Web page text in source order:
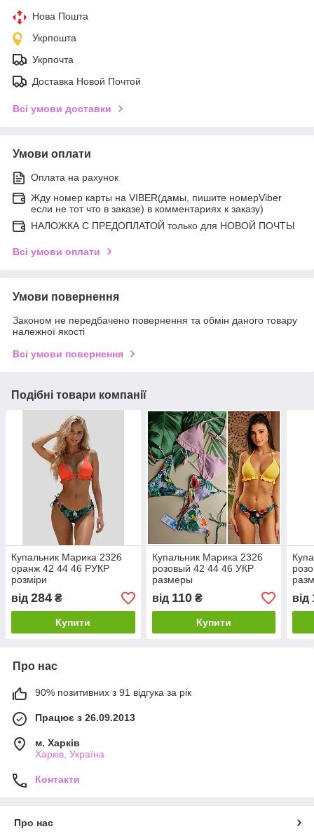
Нова Пошта
Укрпошта
Укрпочта
Доставка Новой Почтой
Всі умови доставки
Умови оплати
Оплата на рахунок
Жду номер карты на VIBER(дамы, пишите номерViber
если не тот что в заказе) в комментариях к заказу)
НАЛОЖКА С ПРЕДОПЛАТОЙ только для НОВОЙ ПОЧТЫ
Всі умови оплати
Умови повернення
Законом не передбачено повернення та обмін даного товару
належної якості
Всі умови повернення
Подібні товари компанії
Купальник Марика 2326
оранж 42 44 46 РУКР
розміри
від 284 ₴
Купити
Купальник Марика 2326
розовый 42 44 46 УКР
размеры
від 110₴
Купити
від
Про нас
90% позитивних з 91 відгука за рік
Працює з 26.09.2013
м. Харків
Харків, Україна
Контакти
Про нас